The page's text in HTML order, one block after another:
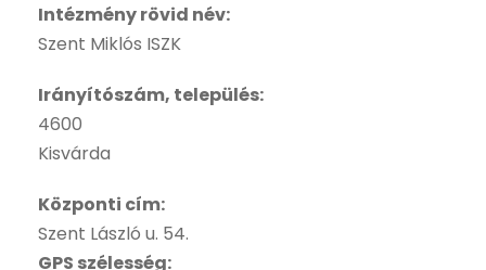
Intézmény rövid név:
Szent Miklós ISZK
Irányítószám, település:
4600
Kisvárda
Központi cím:
Szent László u. 54.
GPS szélesség: